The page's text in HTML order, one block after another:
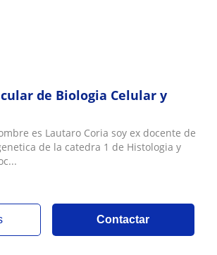
de Biologia Celular y
es Lautaro Coria soy ex docente de
de la catedra 1 de Histologia y
Contactar